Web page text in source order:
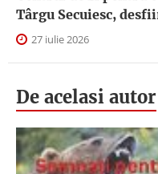
Târgu Secuiesc,
27 iulie 2026
De acelasi autor